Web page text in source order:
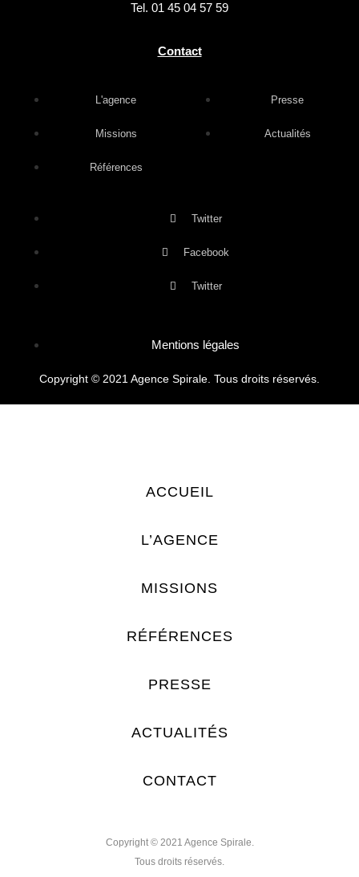
Tel. 01 45 04 57 59
Contact
L'agence
Missions
Références
Presse
Actualités
Twitter
Facebook
Twitter
Mentions légales
Copyright © 2021 Agence Spirale. Tous droits réservés.
ACCUEIL
L’AGENCE
MISSIONS
RÉFÉRENCES
PRESSE
ACTUALITÉS
CONTACT
Copyright © 2021 Agence Spirale.
Tous droits réservés.